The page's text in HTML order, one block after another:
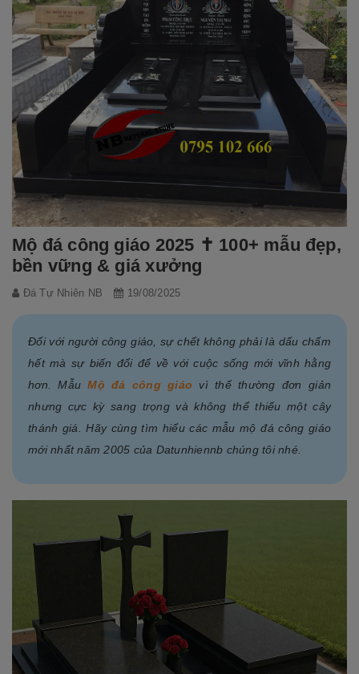
Mộ đá công giáo 2025 ✝️ 100+ mẫu đẹp,
bền vững & giá xưởng
Đá Tự Nhiên NB 19/08/2025
Đối với người công giáo, sự chết không phải là dấu chấm
hết mà sự biến đổi để về với cuộc sống mới vĩnh hằng
hơn. MẫuMộ đá công giáo vì thế thường đơn giản
nhưng cực kỳ sang trọng và không thể thiếu một cây
thánh giá. Hãy cùng tìm hiểu các mẫu mộ đá công giáo
mới nhất năm 2005 của Datunhiennb chúng tôi nhé.